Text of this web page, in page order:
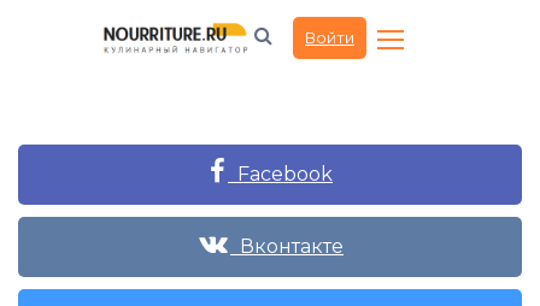
Войти
Facebook
Вконтакте